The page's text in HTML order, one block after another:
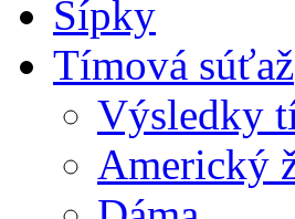
Šípky
Tímová súťaž
Výsledky
Americký